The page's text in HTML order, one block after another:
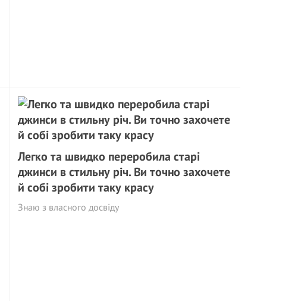
Легко та швидко переробила старі
джинси в стильну річ. Ви точно захочете
й собі зробити таку красу
Знаю з власного досвіду